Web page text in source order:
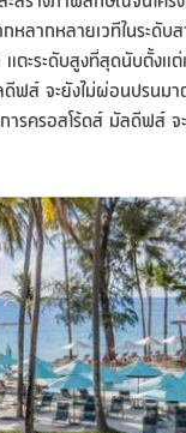
หลากหลายเวทีในระดั
ะระดับสูงที่สุดนับตั้งแต่
ฟส์ จะยังไม่ผ่อนปรนมา
รครอสโร้ดส์ มัลดีฟส์ จ